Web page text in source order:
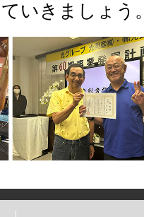
いきましょう